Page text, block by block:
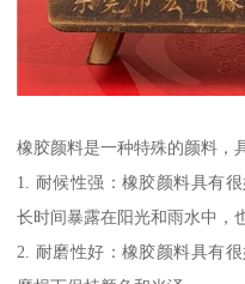
橡胶颜料是一种特殊的颜料，
1. 耐候性强：橡胶颜料具有
长时间暴露在阳光和雨水中，
2. 耐磨性好：橡胶颜料具有